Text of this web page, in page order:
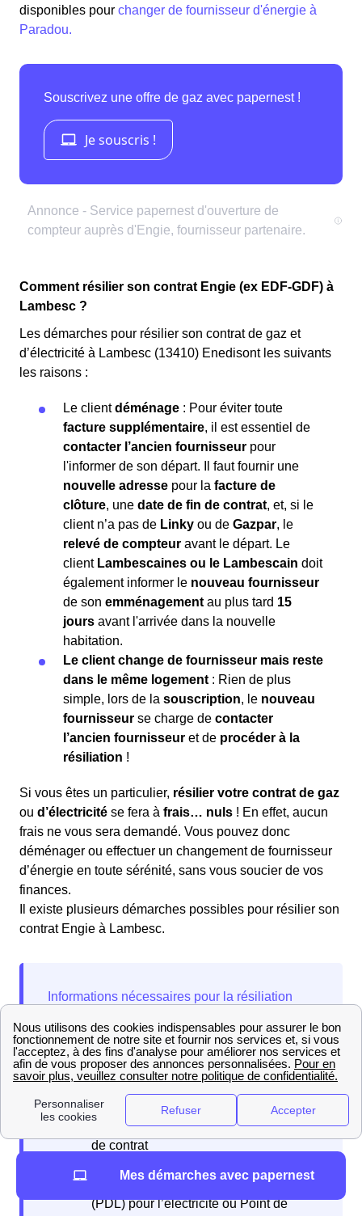
disponibles pour changer de fournisseur d'énergie à
Paradou.
Comment résilier son contrat Engie (ex EDF-GDF) à
Lambesc ?
Les démarches pour résilier son contrat de gaz et
d’électricité à Lambesc (13410) Enedisont les suivants
les raisons :
Le clientdéménage : Pour éviter toute
facture supplémentaire, il est essentiel de
contacter l’ancien fournisseur pour
l'informer de son départ. Il faut fournir une
nouvelle adresse pour la facture de
clôture, une date de fin de contrat, et, si le
client n’a pas de Linky ou de Gazpar, le
relevé de compteur avant le départ. Le
client Lambescaines ou le Lambescain doit
également informer le nouveau fournisseur
de son emménagement au plus tard 15
jours avant l'arrivée dans la nouvelle
habitation.
Le client change de fournisseur mais reste
dans le même logement : Rien de plus
simple, lors de la souscription, le nouveau
fournisseur se charge de contacter
l’ancien fournisseur et de procéder à la
résiliation !
Si vous êtes un particulier, résilier votre contrat de gaz
ou d’électricité se fera à frais… nuls ! En effet, aucun
frais ne vous sera demandé. Vous pouvez donc
déménager ou effectuer un changement de fournisseur
d’énergie en toute sérénité, sans vous soucier de vos
finances.
Il existe plusieurs démarches possibles pour résilier son
contrat Engie à Lambesc.
Avant de résilier votre contrat Engie à Lambesc
(13410), assurez-vous d'avoir les informations
suivantes :
Adresse et informations de contact du
titulaire du contrat
Numéro de client chez Engie ou numéro
de contrat
connu sous le nom de Point de Livraison
(PDL) pour l’électricité ou Point de
Mes démarches avec papernest